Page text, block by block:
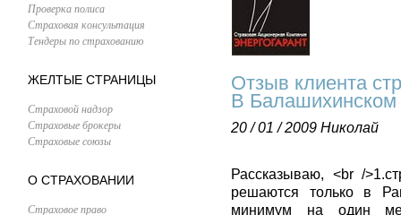
Проверка полиса
Страховая консультация
Тендеры по страхованию
ЖЕЛТЫЕ СТРАНИЦЫ
Страховой надзор
Страховые брокеры
Страховые союзы
О СТРАХОВАНИИ
Страховое право
Отзыв клиента
В Балашихинском
20 / 01 / 2009 Николай
Рассказываю, <br /
решаются только в
минимум на один